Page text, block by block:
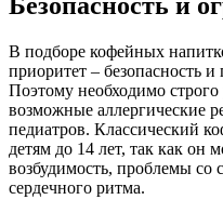
В подборе кофейных
приоритет – безопасность и
Поэтому необходимо
возможные аллергические
педиатров. Классический
детям до 14 лет, так как
возбудимость, проблемы
сердечного ритма.